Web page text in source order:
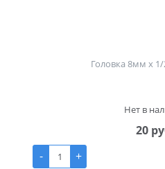
Головка 8мм х
Нет в
20
-
+